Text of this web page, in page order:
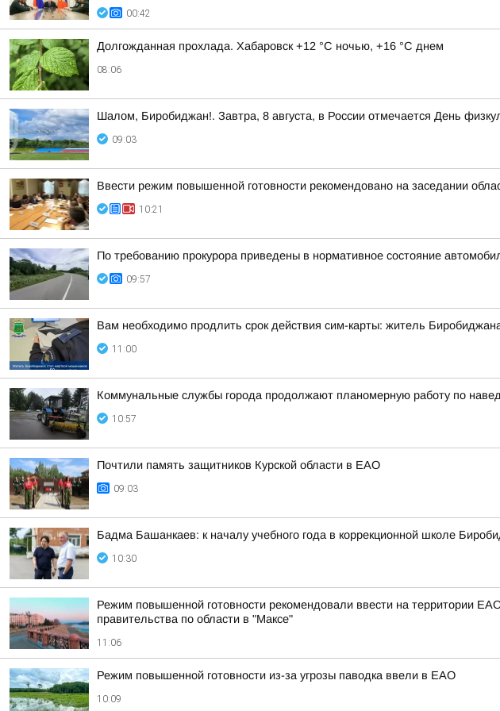
00:42
Долгожданная прохлада. Хабаровск +12 °C ночью, +16 °C днем
08:06
Шалом, Биробиджан!. Завтра, 8 августа, в России отмечается День
09:03
Ввести режим повышенной готовности рекомендовано на заседании
10:21
По требованию прокурора приведены в нормативное состояние
09:57
Вам необходимо продлить срок действия сим-карты: житель
11:00
Коммунальные службы города продолжают планомерную работу по
10:57
Почтили память защитников Курской области в ЕАО
09:03
Бадма Башанкаев: к началу учебного года в коррекционной школе
10:30
Режим повышенной готовности рекомендовали ввести на территории
правительства по области в "Максе"
11:06
Режим повышенной готовности из-за угрозы паводка ввели в ЕАО
10:09